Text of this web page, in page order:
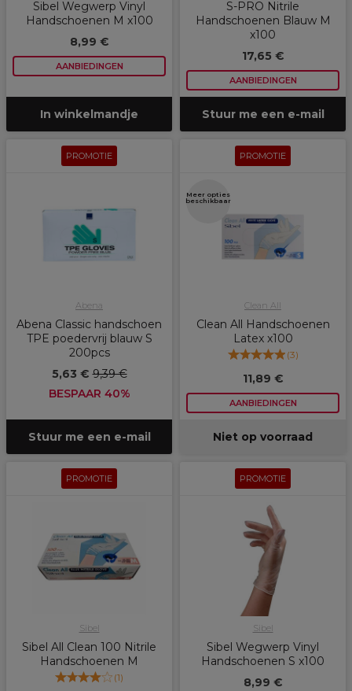
Sibel Wegwerp Vinyl
Handschoenen M x100
8,99 €
AANBIEDINGEN
In winkelmandje
S-PRO Nitrile
Handschoenen Blauw M
x100
17,65 €
AANBIEDINGEN
Stuur me een e-mail
PROMOTIE
Abena
Abena Classic handschoen
TPE poedervrij blauw S
200pcs
5,63 €9,39 €
BESPAAR 40%
Stuur me een e-mail
PROMOTIE
Meer opties
beschikbaar
Clean All
Clean All Handschoenen
Latex x100
(3)
11,89 €
AANBIEDINGEN
Niet op voorraad
PROMOTIE
Sibel
Sibel All Clean 100 Nitrile
Handschoenen M
(1)
PROMOTIE
Sibel
Sibel Wegwerp Vinyl
Handschoenen S x100
8,99 €